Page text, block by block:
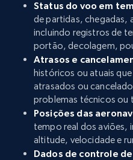
Status do voo em
de partidas, chegadas,
incluindo registros de
portão, decolagem,
Atrasos e
históricos ou atuais
atrasados ou
problemas técnicos ou
Posições das
tempo real dos aviões,
altitude, velocidade e
Dados de controle